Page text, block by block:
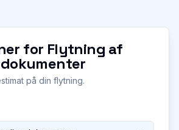
for Flytning af
på din flytning.